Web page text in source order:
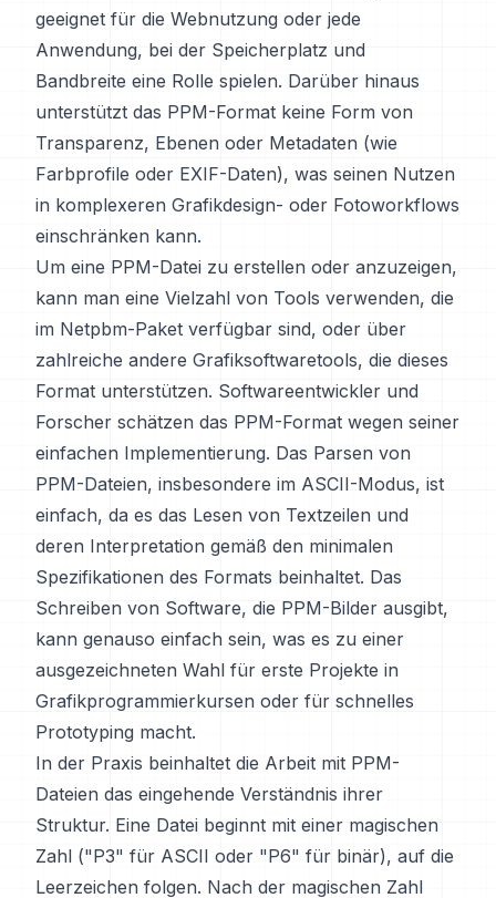
geeignet für die Webnutzung oder jede
Anwendung, bei der Speicherplatz und
Bandbreite eine Rolle spielen. Darüber hinaus
unterstützt das PPM-Format keine Form von
Transparenz, Ebenen oder Metadaten (wie
Farbprofile oder EXIF-Daten), was seinen Nutzen
in komplexeren Grafikdesign- oder Fotoworkflows
einschränken kann.
Um eine PPM-Datei zu erstellen oder anzuzeigen,
kann man eine Vielzahl von Tools verwenden, die
im Netpbm-Paket verfügbar sind, oder über
zahlreiche andere Grafiksoftwaretools, die dieses
Format unterstützen. Softwareentwickler und
Forscher schätzen das PPM-Format wegen seiner
einfachen Implementierung. Das Parsen von
PPM-Dateien, insbesondere im ASCII-Modus, ist
einfach, da es das Lesen von Textzeilen und
deren Interpretation gemäß den minimalen
Spezifikationen des Formats beinhaltet. Das
Schreiben von Software, die PPM-Bilder ausgibt,
kann genauso einfach sein, was es zu einer
ausgezeichneten Wahl für erste Projekte in
Grafikprogrammierkursen oder für schnelles
Prototyping macht.
In der Praxis beinhaltet die Arbeit mit PPM-
Dateien das eingehende Verständnis ihrer
Struktur. Eine Datei beginnt mit einer magischen
Zahl ("P3" für ASCII oder "P6" für binär), auf die
Leerzeichen folgen. Nach der magischen Zahl